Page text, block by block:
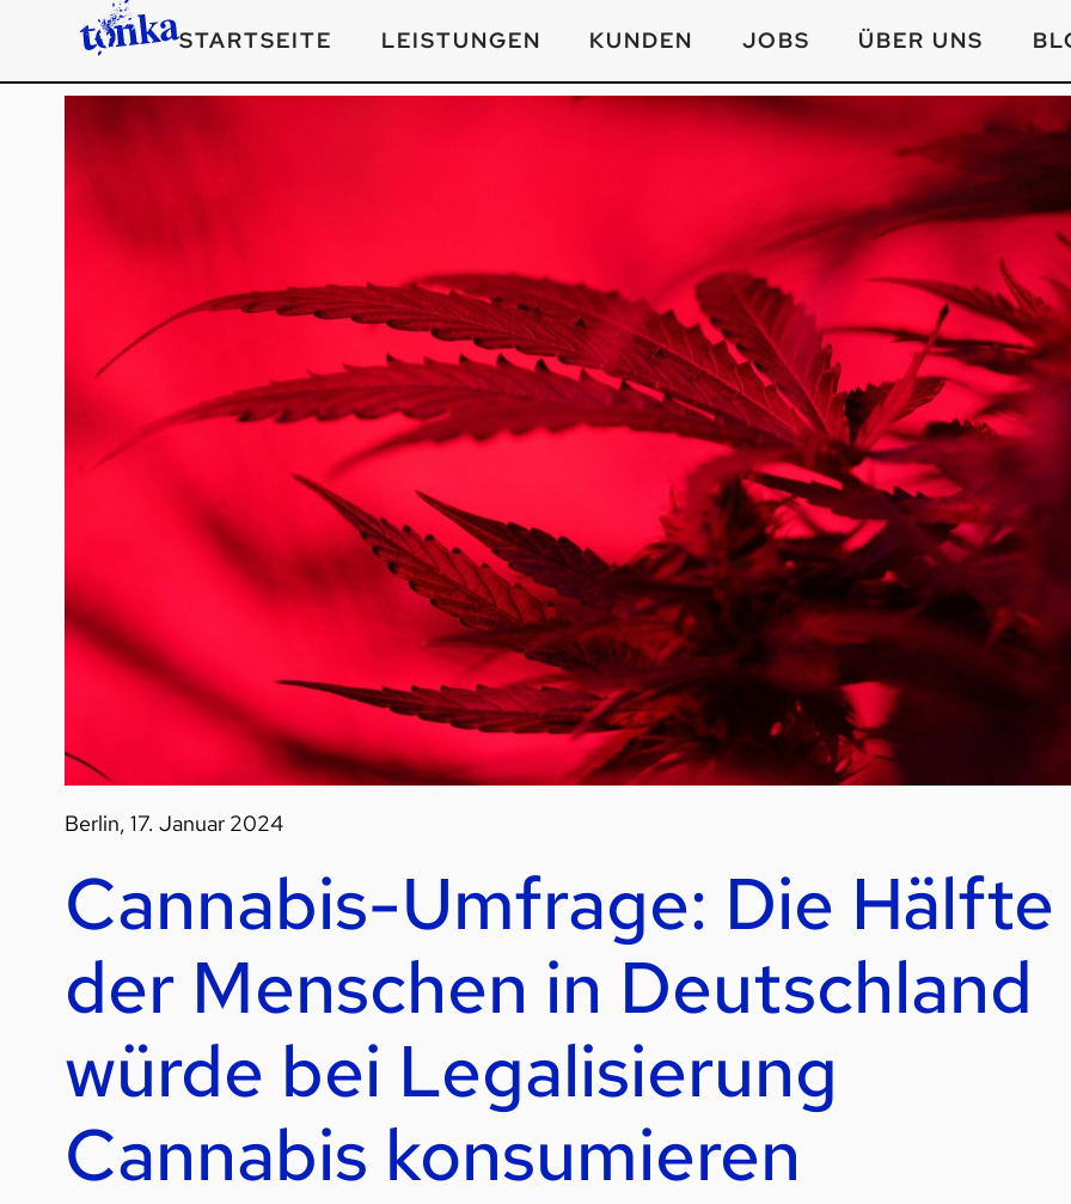
STARTSEITE LEISTUNGEN KUNDEN JOBS ÜBER UNS
Berlin, 17. Januar 2024
Cannabis-Umfrage: Die Hälfte
der Menschen in Deutschland
würde bei Legalisierung
Cannabis konsumieren